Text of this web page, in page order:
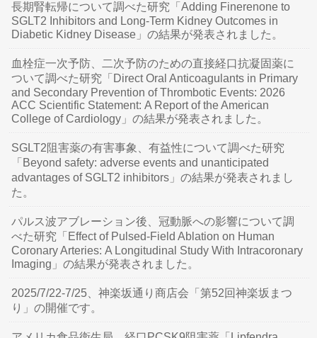
長期腎転帰について調べた研究「Adding Finerenone to
SGLT2 Inhibitors and Long-Term Kidney Outcomes in
Diabetic Kidney Disease」の結果が発表されました。
血栓症一次予防、二次予防のための直接経口抗凝固薬に
ついて調べた研究「Direct Oral Anticoagulants in Primary
and Secondary Prevention of Thrombotic Events: 2026
ACC Scientific Statement: A Report of the American
College of Cardiology」の結果が発表されました。
SGLT2阻害薬の有害事象、有益性について調べた研究
「Beyond safety: adverse events and unanticipated
advantages of SGLT2 inhibitors」の結果が発表されまし
た。
パルス波アブレーション後、冠動脈への影響について調
べた研究「Effect of Pulsed-Field Ablation on Human
Coronary Arteries: A Longitudinal Study With Intracoronary
Imaging」の結果が発表されました。
2025/7/22-7/25、神楽坂通り商店会「第52回神楽坂まつ
り」の開催です。